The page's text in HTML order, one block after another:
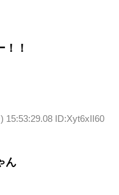
！
15:53:29.08 ID:Xyt6xII60
ん